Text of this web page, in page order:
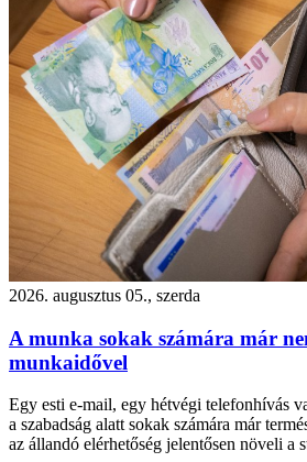
2026. augusztus 05., szerda
A munka sokak számára már
munkaidővel
Egy esti e-mail, egy hétvégi telefonhívás
a szabadság alatt sokak számára már
az állandó elérhetőség jelentősen növeli a